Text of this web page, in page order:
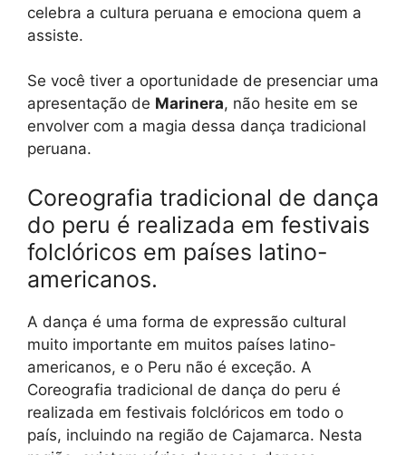
celebra a cultura peruana e emociona quem a
assiste.
Se você tiver a oportunidade de presenciar uma
apresentação de Marinera, não hesite em se
envolver com a magia dessa dança tradicional
peruana.
Coreografia tradicional de dança
do peru é realizada em festivais
folclóricos em países latino-
americanos.
A dança é uma forma de expressão cultural
muito importante em muitos países latino-
americanos, e o Peru não é exceção. A
Coreografia tradicional de dança do peru é
realizada em festivais folclóricos em todo o
país, incluindo na região de Cajamarca. Nesta